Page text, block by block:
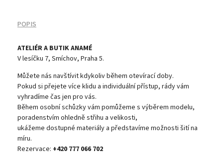
POPIS
ATELIÉR A BUTIK ANAMÉ
V lesíčku 7, Smíchov, Praha 5.
Můžete nás navštívit kdykoliv během otevírací doby.
Pokud si přejete více klidu a individuální přístup, rády vám
vyhradíme čas jen pro vás.
Během osobní schůzky vám pomůžeme s výběrem modelu,
poradenstvím ohledně střihu a velikosti,
ukážeme dostupné materiály a představíme možnosti šití na
míru.
Rezervace: +420 777 066 702